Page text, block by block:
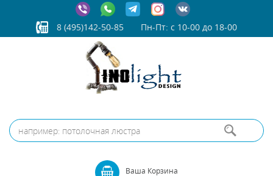
8 (495)142-50-85 Пн-Пт: с 10-00 до 18-00
Ваша Корзина